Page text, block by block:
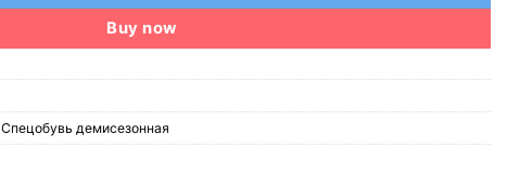
Buy now
Спецобувь демисезонная